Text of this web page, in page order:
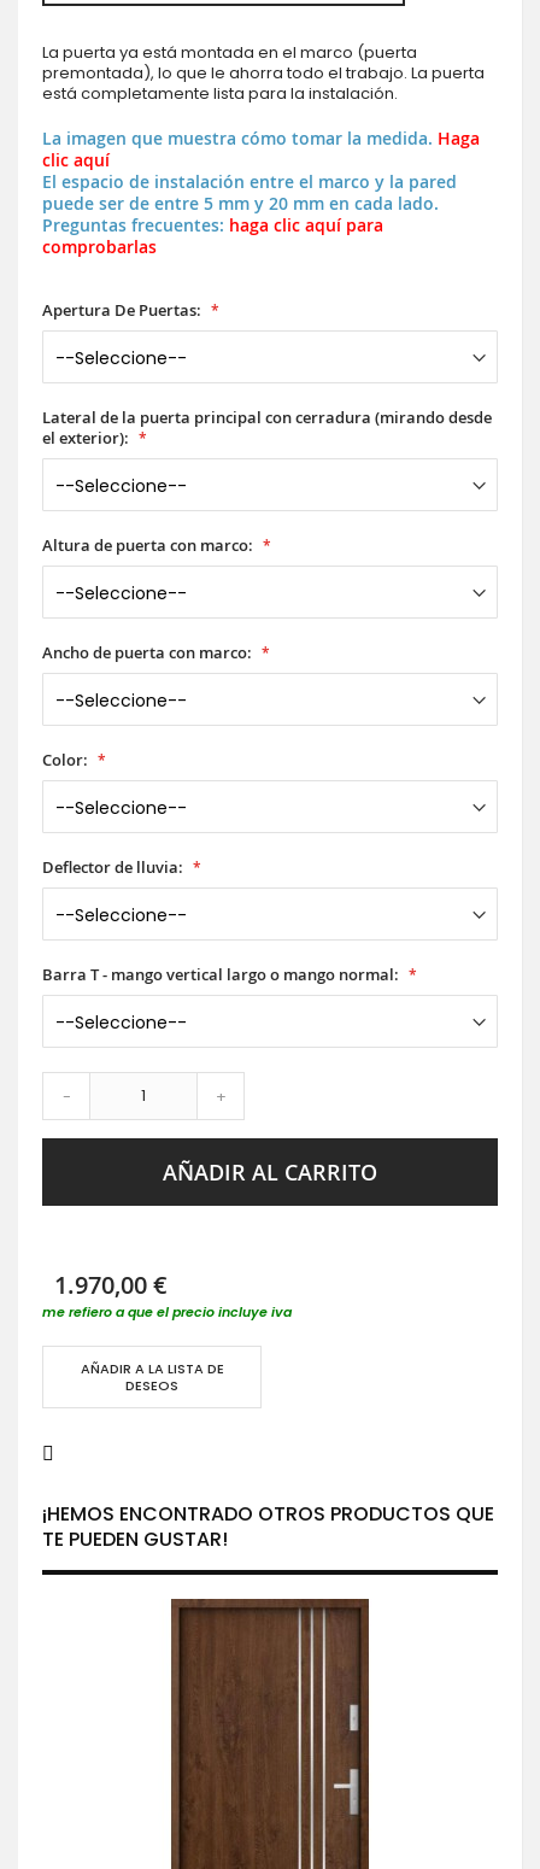
La puerta ya está montada en el marco (puerta
premontada), lo que le ahorra todo el trabajo. La puerta
está completamente lista para la instalación.
La imagen que muestra cómo tomar la medida. Haga
clic aquí
El espacio de instalación entre el marco y la pared
puede ser de entre 5 mm y 20 mm en cada lado.
Preguntas frecuentes: haga clic aquí para
comprobarlas
Apertura De Puertas:
Lateral de la puerta principal con cerradura (mirando desde
el exterior):
Altura de puerta con marco:
Ancho de puerta con marco:
Color:
Deflector de lluvia:
Barra T - mango vertical largo o mango normal:
- +
AÑADIR AL CARRITO
1.970,00 €
me refiero a que el precio incluye iva
AÑADIR A LA LISTA DE
DESEOS
¡HEMOS ENCONTRADO OTROS PRODUCTOS QUE
TE PUEDEN GUSTAR!